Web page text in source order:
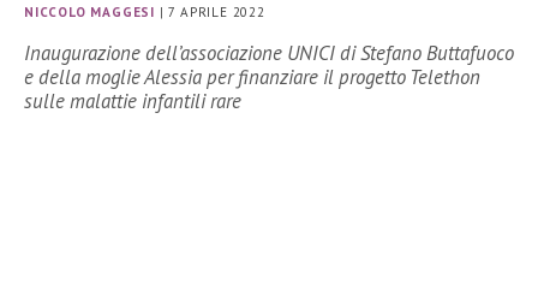
NICCOLO MAGGESI |7 APRILE 2022
Inaugurazione dell’associazione UNICI di Stefano Buttafuoco
e della moglie Alessia per finanziare il progetto Telethon
sulle malattie infantili rare